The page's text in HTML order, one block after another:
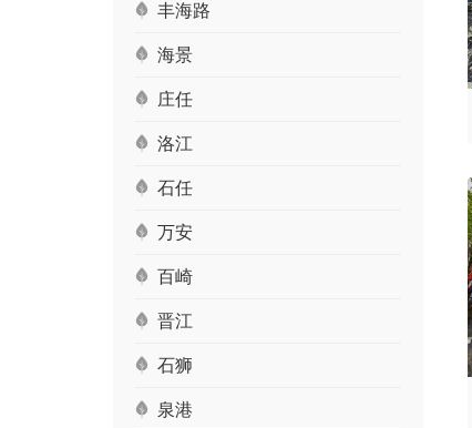
丰海路
海景
庄任
洛江
石任
万安
百崎
晋江
石狮
泉港